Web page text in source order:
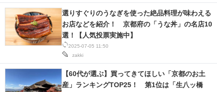
2025-07-05 11:50
zakki
選りすぐりのうなぎを使った絶品料理が味わえる
お店などを紹介！ 京都府の「うな丼」の名店10
選！【人気投票実施中】
【60代が選ぶ】買ってきてほしい「京都のお土
産」ランキングTOP25！ 第1位は「生八ッ橋